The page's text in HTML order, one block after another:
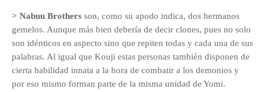
> Nabuu Brothers son, como su apodo indica, dos hermanos
gemelos. Aunque más bien debería de decir clones, pues no solo
son idénticos en aspecto sino que repiten todas y cada una de sus
palabras. Al igual que Kouji estas personas también disponen de
cierta habilidad innata a la hora de combatir a los demonios y
por eso mismo forman parte de la misma unidad de Yomi.